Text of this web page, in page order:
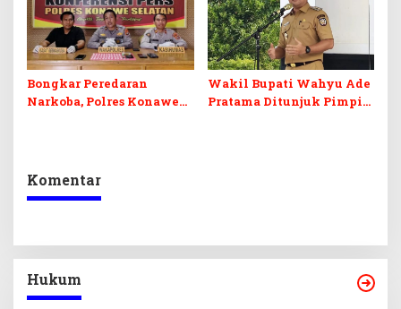
Bongkar Peredaran
Narkoba, Polres Konawe
Wakil Bupati Wahyu Ade
Pratama Ditunjuk Pimpin
Komentar
Hukum